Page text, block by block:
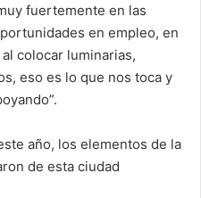
fuertemente en las
en empleo, en
colocar luminarias,
eso es lo que nos toca y
año, los elementos de la
de esta ciudad